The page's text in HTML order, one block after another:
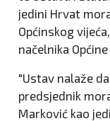
jedini Hrvat
Općinskog
načelnika
"Ustav nalaže
predsjednik
Marković kao